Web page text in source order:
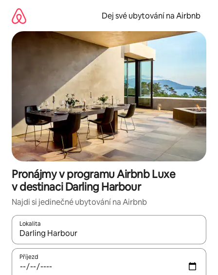
obsah
Dej své ubytování na Airbnb
Pronájmy v programu Airbnb Luxe
v destinaci Darling Harbour
Najdi si jedinečné ubytování na Airbnb
Lokalita
Až budou výsledky k dispozici, můžeš si je procházet pomocí
Příjezd